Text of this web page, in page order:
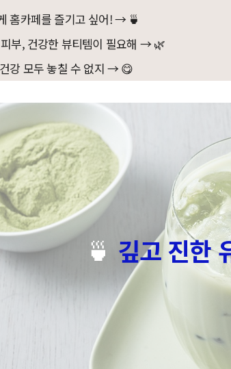
홈카페를 즐기고 싶어! → 🍵
부, 건강한 뷰티템이 필요해 → 🌿
강 모두 놓칠 수 없지 → 😋
🍵 깊고 진한